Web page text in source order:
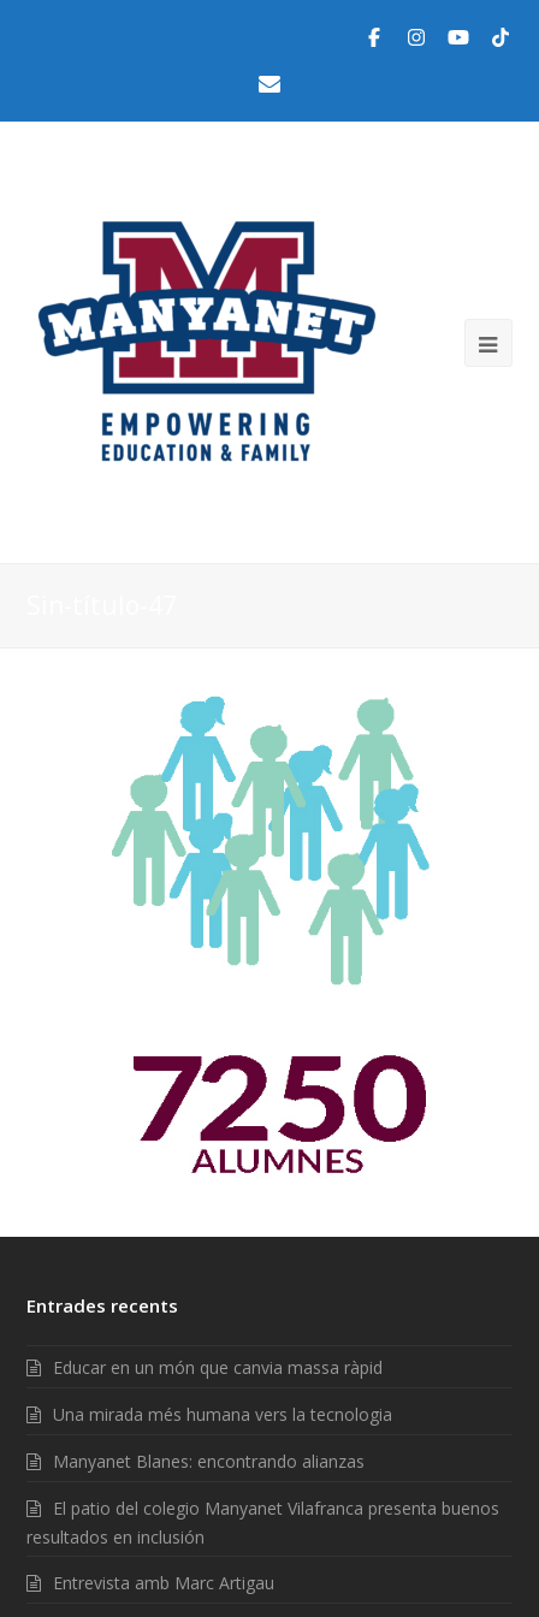
Entrades recents
Educar en un món que canvia massa ràpid
Una mirada més humana vers la tecnologia
Manyanet Blanes: encontrando alianzas
El patio del colegio Manyanet Vilafranca presenta buenos
resultados en inclusión
Entrevista amb Marc Artigau